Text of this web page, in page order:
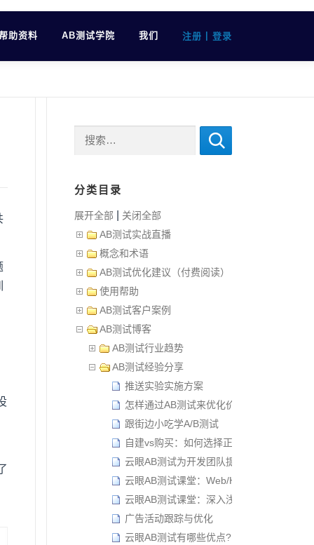
助资料 AB测试学院 我们 注册 登录
搜索：
分类目录
展开全部
关闭全部
AB测试实战直播
概念和术语
AB测试优化建议（付费阅读）
使用帮助
AB测试客户案例
AB测试博客
AB测试行业趋势
AB测试经验分享
推送实验实施方案
怎样通过AB测试来优化价值主张？
跟街边小吃学A/B测试
自建vs购买：如何选择正确的AB测试解决
云眼AB测试为开发团队提升创新效率
云眼AB测试课堂：Web/H5 AB测试操作指
云眼AB测试课堂：深入浅出AB测试之理论
广告活动跟踪与优化
云眼AB测试有哪些优点?